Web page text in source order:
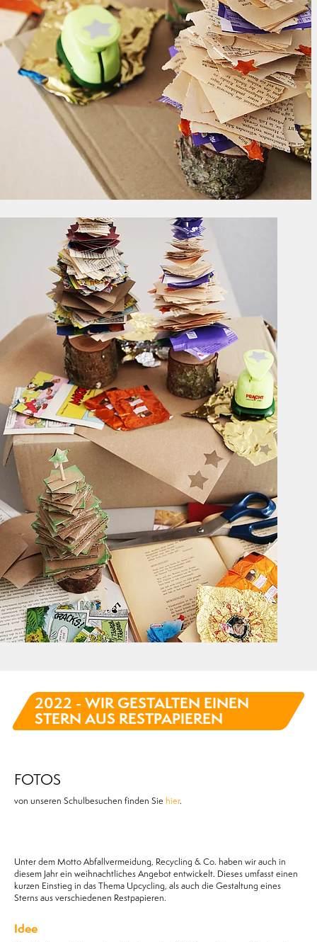
2022 - WIR GESTALTEN EINEN
STERN AUS RESTPAPIEREN
FOTOS
von unseren Schulbesuchen finden Sie hier.
Unter dem Motto Abfallvermeidung, Recycling & Co. haben wir auch in
diesem Jahr ein weihnachtliches Angebot entwickelt. Dieses umfasst einen
kurzen Einstieg in das Thema Upcycling, als auch die Gestaltung eines
Sterns aus verschiedenen Restpapieren.
Idee